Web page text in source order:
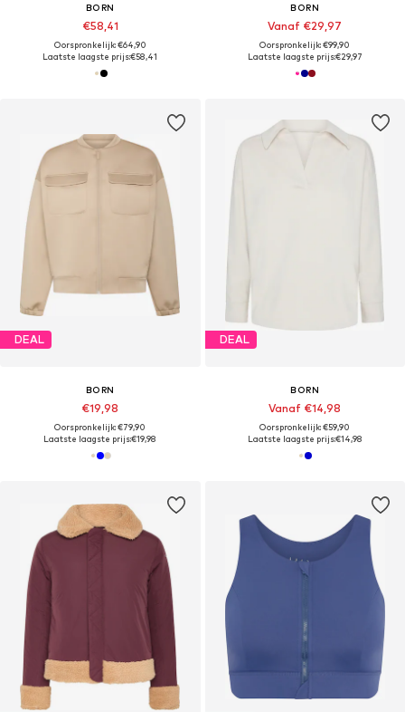
BORN
€58,41
Oorspronkelijk: €64,90
Laatste laagste prijs:€58,41
BORN
Vanaf €29,97
Oorspronkelijk: €99,90
Laatste laagste prijs:€29,97
DEAL
BORN
€19,98
Oorspronkelijk: €79,90
Laatste laagste prijs:€19,98
DEAL
BORN
Vanaf €14,98
Oorspronkelijk: €59,90
Laatste laagste prijs:€14,98